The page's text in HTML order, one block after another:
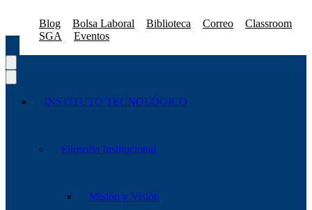
Blog Bolsa Laboral Biblioteca Correo
Classroom
SGA
Eventos
INSTITUTO TECNOLÓGICO
Filosofía Institucional
Misión y Visión